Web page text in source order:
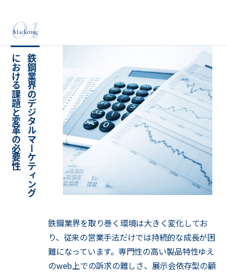
01
Marketing
鉄
鋼
業
界
の
デ
ジ
タ
ル
マ
ー
ケ
テ
ィ
ン
グ
に
お
け
る
課
題
と
変
革
の
必
要
性
鉄鋼業界を取り巻く環境は大きく変化してお
り、従来の営業手法だけでは持続的な成長が困
難になっています。専門性の高い製品特性ゆえ
のweb上での訴求の難しさ、展示会依存型の顧